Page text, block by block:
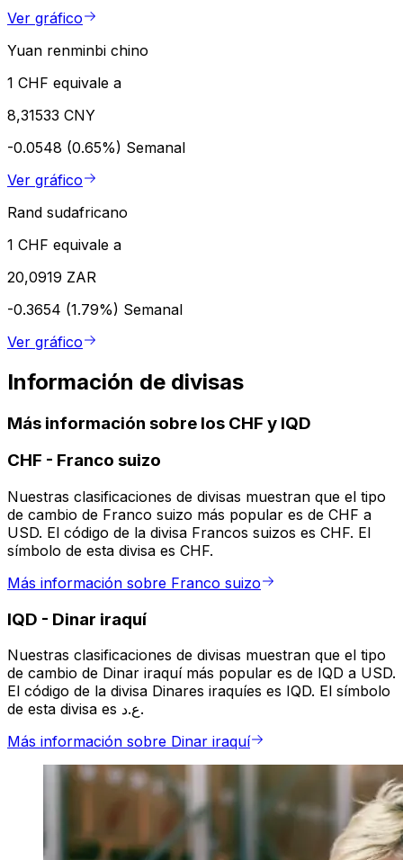
Ver gráfico
Yuan renminbi chino
1 CHF equivale a
8,31533 CNY
-0.0548 (0.65%) Semanal
Ver gráfico
Rand sudafricano
1 CHF equivale a
20,0919 ZAR
-0.3654 (1.79%) Semanal
Ver gráfico
Información de divisas
Más información sobre los CHF y IQD
CHF - Franco suizo
Nuestras clasificaciones de divisas muestran que el tipo
de cambio de Franco suizo más popular es de CHF a
USD. El código de la divisa Francos suizos es CHF. El
símbolo de esta divisa es CHF.
Más información sobre Franco suizo
IQD - Dinar iraquí
Nuestras clasificaciones de divisas muestran que el tipo
de cambio de Dinar iraquí más popular es de IQD a USD.
El código de la divisa Dinares iraquíes es IQD. El símbolo
de esta divisa es ع.د.
Más información sobre Dinar iraquí